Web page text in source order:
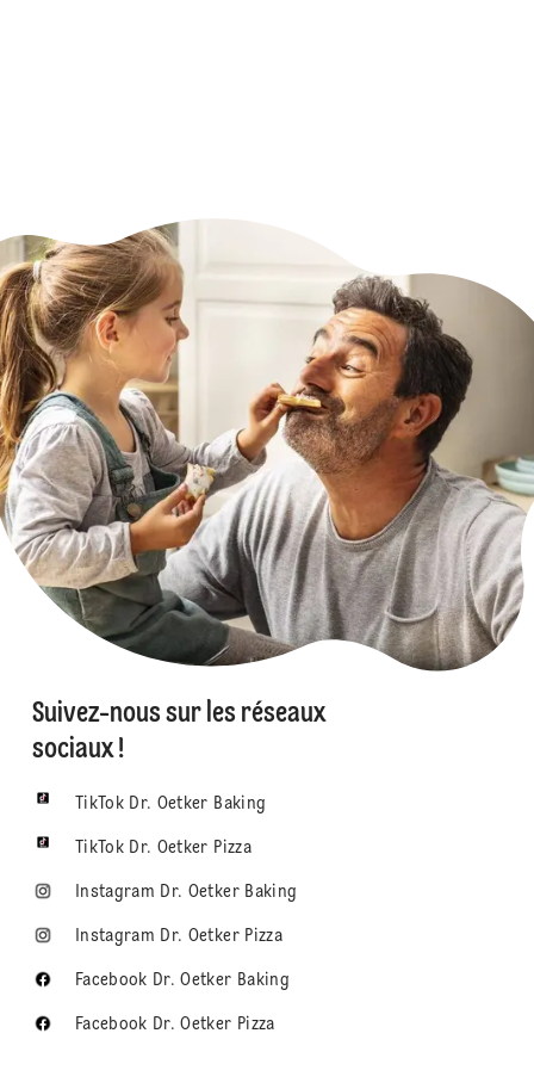
Suivez-nous sur les réseaux
sociaux !
TikTok Dr. Oetker Baking
TikTok Dr. Oetker Pizza
Instagram Dr. Oetker Baking
Instagram Dr. Oetker Pizza
Facebook Dr. Oetker Baking
Facebook Dr. Oetker Pizza